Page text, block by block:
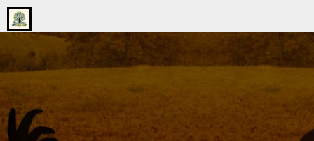
Go
to
home
page
onsgrotegezin.nl